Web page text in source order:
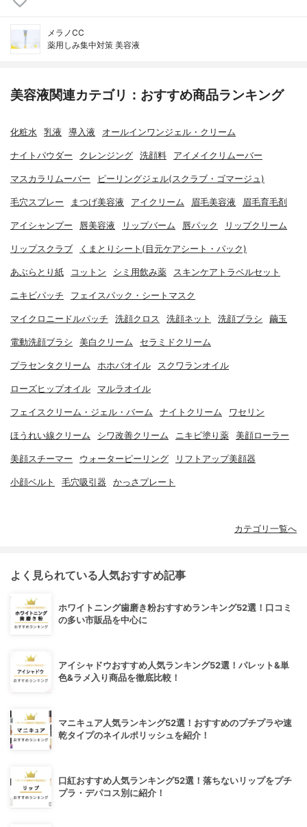
メラノCC
薬用しみ集中対策 美容液
美容液関連カテゴリ：おすすめ商品ランキング
化粧水 乳液 導入液 オールインワンジェル・クリーム
ナイトパウダー クレンジング 洗顔料 アイメイクリムーバー
マスカラリムーバー ピーリングジェル(スクラブ・ゴマージュ)
毛穴スプレー まつげ美容液 アイクリーム 眉毛美容液 眉毛育毛剤
アイシャンプー 唇美容液 リップバーム 唇パック リップクリーム
リップスクラブ くまとりシート(目元ケアシート・パック)
あぶらとり紙 コットン シミ用飲み薬 スキンケアトラベルセット
ニキビパッチ フェイスパック・シートマスク
マイクロニードルパッチ 洗顔クロス 洗顔ネット 洗顔ブラシ 繭玉
電動洗顔ブラシ 美白クリーム セラミドクリーム
プラセンタクリーム ホホバオイル スクワランオイル
ローズヒップオイル マルラオイル
フェイスクリーム・ジェル・バーム ナイトクリーム ワセリン
ほうれい線クリーム シワ改善クリーム ニキビ塗り薬 美顔ローラー
美顔スチーマー ウォーターピーリング リフトアップ美顔器
小顔ベルト 毛穴吸引器 かっさプレート
カテゴリ一覧へ
よく見られている人気おすすめ記事
ホワイトニング歯磨き粉おすすめランキング52選！口コミ
の多い市販品を中心に
アイシャドウおすすめ人気ランキング52選！パレット&単
色&ラメ入り商品を徹底比較！
マニキュア人気ランキング52選！おすすめのプチプラや速
乾タイプのネイルポリッシュを紹介！
口紅おすすめ人気ランキング52選！落ちないリップをプチ
プラ・デパコス別に紹介！